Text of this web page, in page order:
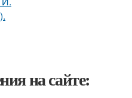
на сайте: